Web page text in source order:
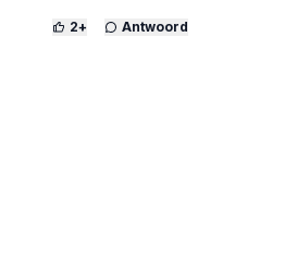
2+ Antwoord